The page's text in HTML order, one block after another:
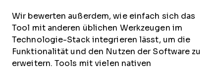
Wir bewerten außerdem, wie einfach sich das
Tool mit anderen üblichen Werkzeugen im
Technologie-Stack integrieren lässt, um die
Funktionalität und den Nutzen der Software zu
erweitern. Tools mit vielen nativen